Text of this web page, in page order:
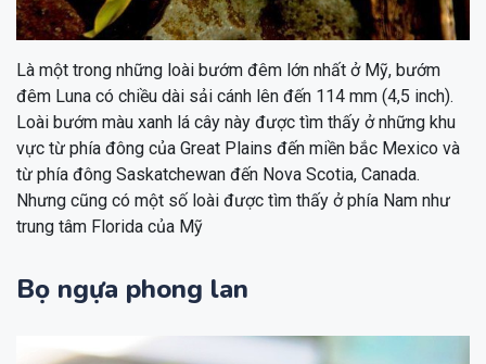
Là một trong những loài bướm đêm lớn nhất ở Mỹ, bướm
đêm Luna có chiều dài sải cánh lên đến 114 mm (4,5 inch).
Loài bướm màu xanh lá cây này được tìm thấy ở những khu
vực từ phía đông của Great Plains đến miền bắc Mexico và
từ phía đông Saskatchewan đến Nova Scotia, Canada.
Nhưng cũng có một số loài được tìm thấy ở phía Nam như
trung tâm Florida của Mỹ
Bọ ngựa phong lan